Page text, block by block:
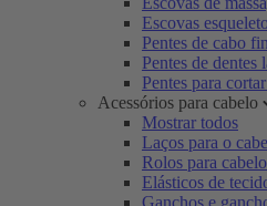
Escovas
Pentes de cabo
Pentes de dentes
Pentes para
Acessórios para cabelo
Mostrar todos
Laços para o
Rolos para cabelo
Elásticos de
Ganchos e